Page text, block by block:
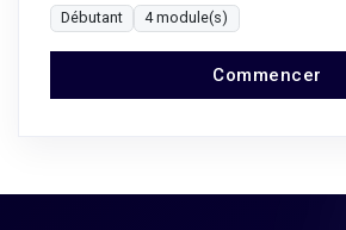
Débutant 4 module(s)
Commencer